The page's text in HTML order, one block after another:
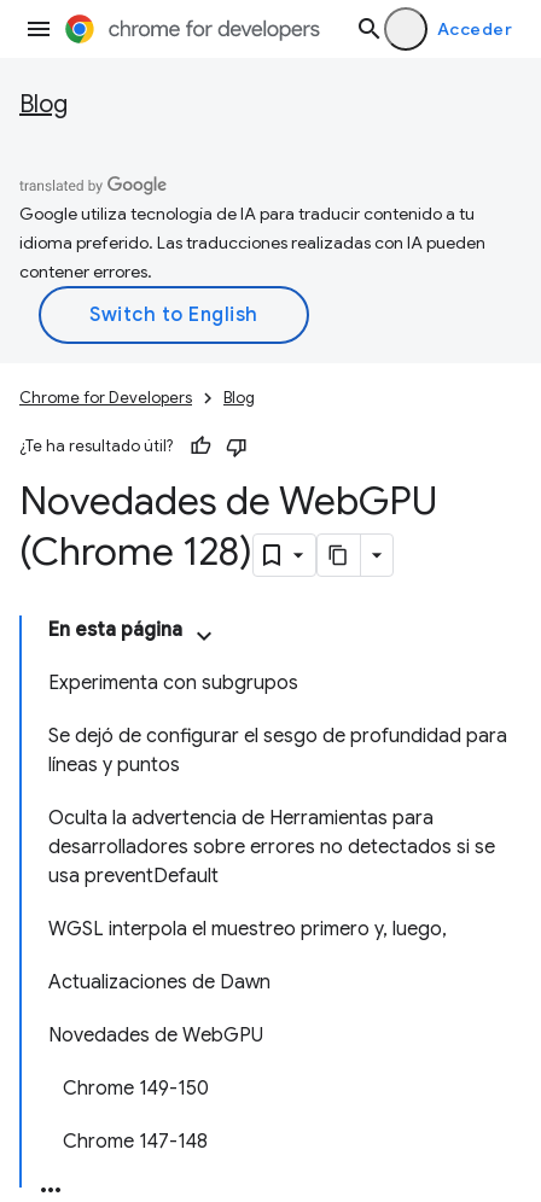
Acceder
Blog
Google utiliza tecnología de IA para traducir contenido a tu
idioma preferido. Las traducciones realizadas con IA pueden
contener errores.
Chrome for Developers Blog
¿Te ha resultado útil?
Novedades de WebGPU
(Chrome 128)
En esta página
Experimenta con subgrupos
Se dejó de configurar el sesgo de profundidad para
líneas y puntos
Oculta la advertencia de Herramientas para
desarrolladores sobre errores no detectados si se
usa preventDefault
WGSL interpola el muestreo primero y, luego,
Actualizaciones de Dawn
Novedades de WebGPU
Chrome 149-150
Chrome 147-148